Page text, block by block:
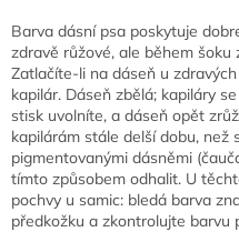
Barva dásní psa poskytuje
zdravě růžové, ale během šoku
Zatlačíte-li na dáseň u
kapilár. Dáseň zbělá; kapiláry
stisk uvolníte, a dáseň opět
kapilárám stále delší dobu,
pigmentovanými dásněmi
tímto způsobem odhalit. U
pochvy u samic: bledá barva
předkožku a zkontrolujte barvu